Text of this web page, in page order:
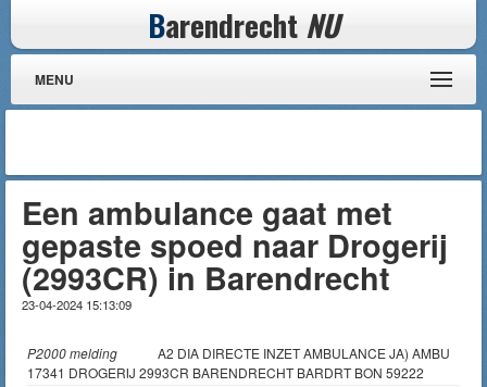
Barendrecht NU
MENU
Een ambulance gaat met
gepaste spoed naar Drogerij
(2993CR) in Barendrecht
23-04-2024 15:13:09
P2000 melding
A2 DIA DIRECTE INZET AMBULANCE JA) AMBU
17341 DROGERIJ 2993CR BARENDRECHT BARDRT BON 59222